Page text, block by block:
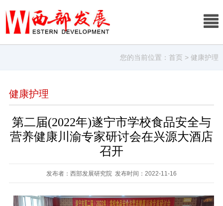
您的当前位置：首页 > 健康护理
健康护理
第二届(2022年)遂宁市学校食品安全与
营养健康川渝专家研讨会在兴源大酒店
召开
发布者：西部发展研究院 发布时间：2022-11-16